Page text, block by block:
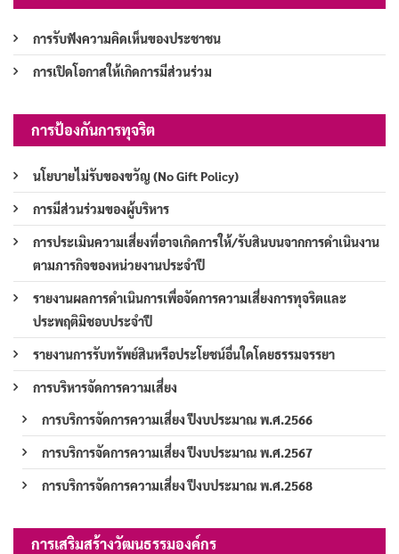
การรับฟังความคิดเห็นของประชาชน
การเปิดโอกาสให้เกิดการมีส่วนร่วม
การป้องกันการทุจริต
นโยบายไม่รับของขวัญ (No Gift Policy)
การมีส่วนร่วมของผู้บริหาร
การประเมินความเสี่ยงที่อาจเกิดการให้/รับสินบนจากการดำเนินงาน
ตามภารกิจของหน่วยงานประจำปี
รายงานผลการดำเนินการเพื่อจัดการความเสี่ยงการทุจริตและ
ประพฤติมิชอบประจำปี
รายงานการรับทรัพย์สินหรือประโยชน์อื่นใดโดยธรรมจรรยา
การบริหารจัดการความเสี่ยง
การบริการจัดการความเสี่ยง ปีงบประมาณ พ.ศ.2566
การบริการจัดการความเสี่ยง ปีงบประมาณ พ.ศ.2567
การบริการจัดการความเสี่ยง ปีงบประมาณ พ.ศ.2568
การเสริมสร้างวัฒนธรรมองค์กร